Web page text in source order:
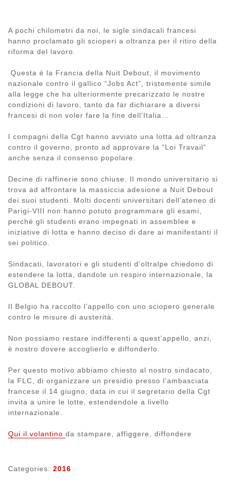
A pochi chilometri da noi, le sigle sindacali francesi
hanno proclamato gli scioperi a oltranza per il ritiro della
riforma del lavoro.
Questa è la Francia della Nuit Debout, il movimento
nazionale contro il gallico “Jobs Act”, tristemente simile
alla legge che ha ulteriormente precarizzato le nostre
condizioni di lavoro, tanto da far dichiarare a diversi
francesi di non voler fare la fine dell’Italia…
I compagni della Cgt hanno avviato una lotta ad oltranza
contro il governo, pronto ad approvare la “Loi Travail”
anche senza il consenso popolare.
Decine di raffinerie sono chiuse. Il mondo universitario si
trova ad affrontare la massiccia adesione a Nuit Debout
dei suoi studenti. Molti docenti universitari dell’ateneo di
Parigi-VIII non hanno potuto programmare gli esami,
perché gli studenti erano impegnati in assemblee e
iniziative di lotta e hanno deciso di dare ai manifestanti il
sei politico.
Sindacati, lavoratori e gli studenti d’oltralpe chiedono di
estendere la lotta, dandole un respiro internazionale, la
GLOBAL DEBOUT.
Il Belgio ha raccolto l’appello con uno sciopero generale
contro le misure di austerità.
Non possiamo restare indifferenti a quest’appello, anzi,
è nostro dovere accoglierlo e diffonderlo.
Per questo motivo abbiamo chiesto al nostro sindacato,
la FLC, di organizzare un presidio presso l’ambasciata
francese il 14 giugno, data in cui il segretario della Cgt
invita a unire le lotte, estendendole a livello
internazionale.
Qui il volantino da stampare, affiggere, diffondere
Categories: 2016